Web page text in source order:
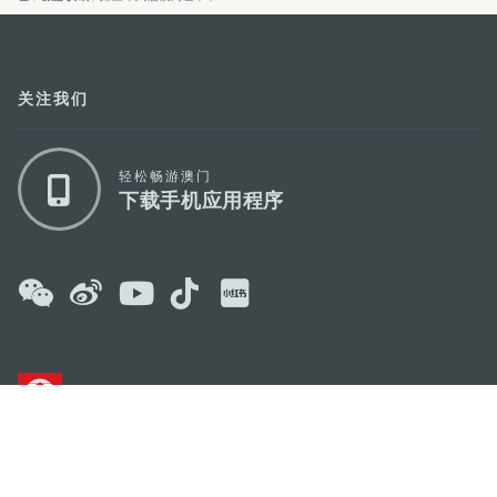
关注我们
轻松畅游澳门
下载手机应用程序